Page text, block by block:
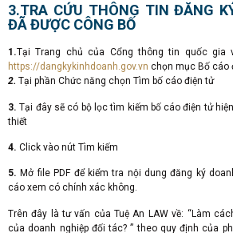
3.TRA CỨU THÔNG TIN ĐĂNG
ĐÃ ĐƯỢC CÔNG BỐ
1.Tại Trang chủ của Cổng thông tin quốc gia
https://dangkykinhdoanh.gov.vn chọn mục Bố cáo
2. Tại phần Chức năng chọn Tìm bố cáo điện tử
3. Tại đây sẽ có bộ lọc tìm kiếm bố cáo điện tử
thiết
4. Click vào nút Tìm kiếm
5. Mở file PDF để kiểm tra nội dung đăng ký
cáo xem có chính xác không.
Trên đây là tư vấn của Tuệ An LAW về: “Làm
của doanh nghiệp đối tác? ” theo quy định của